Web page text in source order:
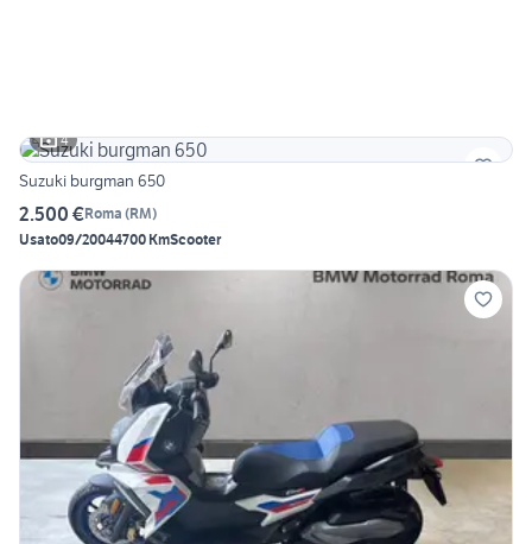
4
Suzuki burgman 650
2.500 €Roma (RM)
Usato09/20044700 KmScooter